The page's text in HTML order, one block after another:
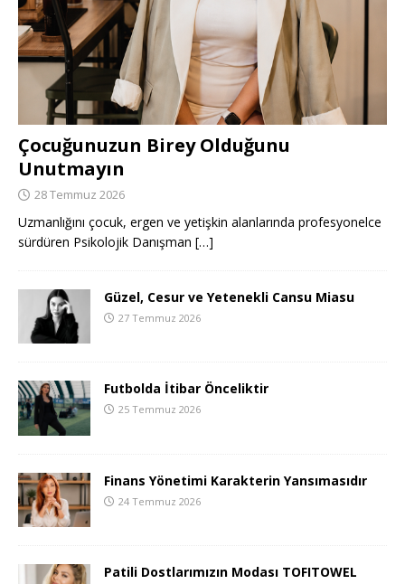
Çocuğunuzun Birey Olduğunu
Unutmayın
28 Temmuz 2026
Uzmanlığını çocuk, ergen ve yetişkin alanlarında profesyonelce
sürdüren Psikolojik Danışman […]
Güzel, Cesur ve Yetenekli Cansu Miasu
27 Temmuz 2026
Futbolda İtibar Önceliktir
25 Temmuz 2026
Finans Yönetimi Karakterin Yansımasıdır
24 Temmuz 2026
Patili Dostlarımızın Modası TOFITOWEL